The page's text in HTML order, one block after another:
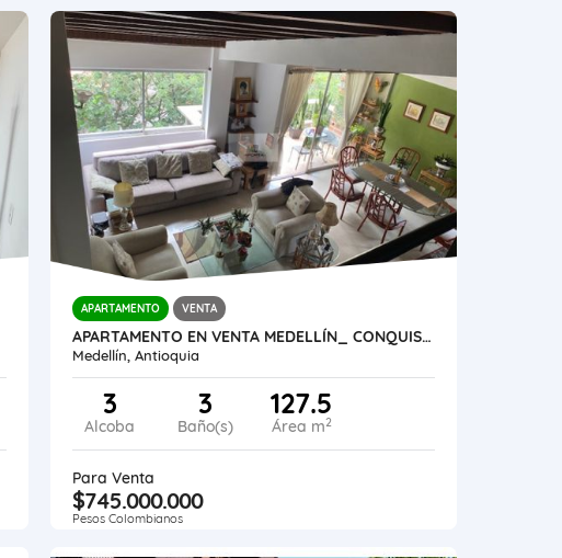
APARTAMENTO VENTA
APARTAMENTO EN VENTA MEDELLÍN_ CONQUISTADORES
Medellín, Antioquia
3
Alcoba
3
Baño(s)
127.5
Área m2
Para Venta
$745.000.000
Pesos Colombianos